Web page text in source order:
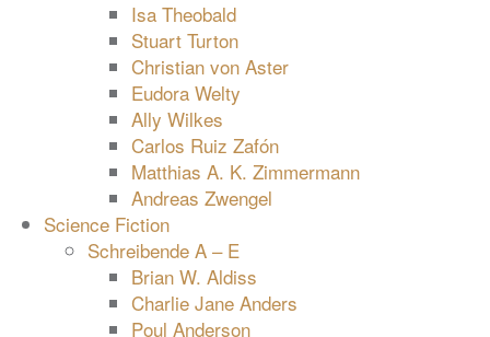
Isa Theobald
Stuart Turton
Christian von Aster
Eudora Welty
Ally Wilkes
Carlos Ruiz Zafón
Matthias A. K. Zimmermann
Andreas Zwengel
Science Fiction
Schreibende A – E
Brian W. Aldiss
Charlie Jane Anders
Poul Anderson